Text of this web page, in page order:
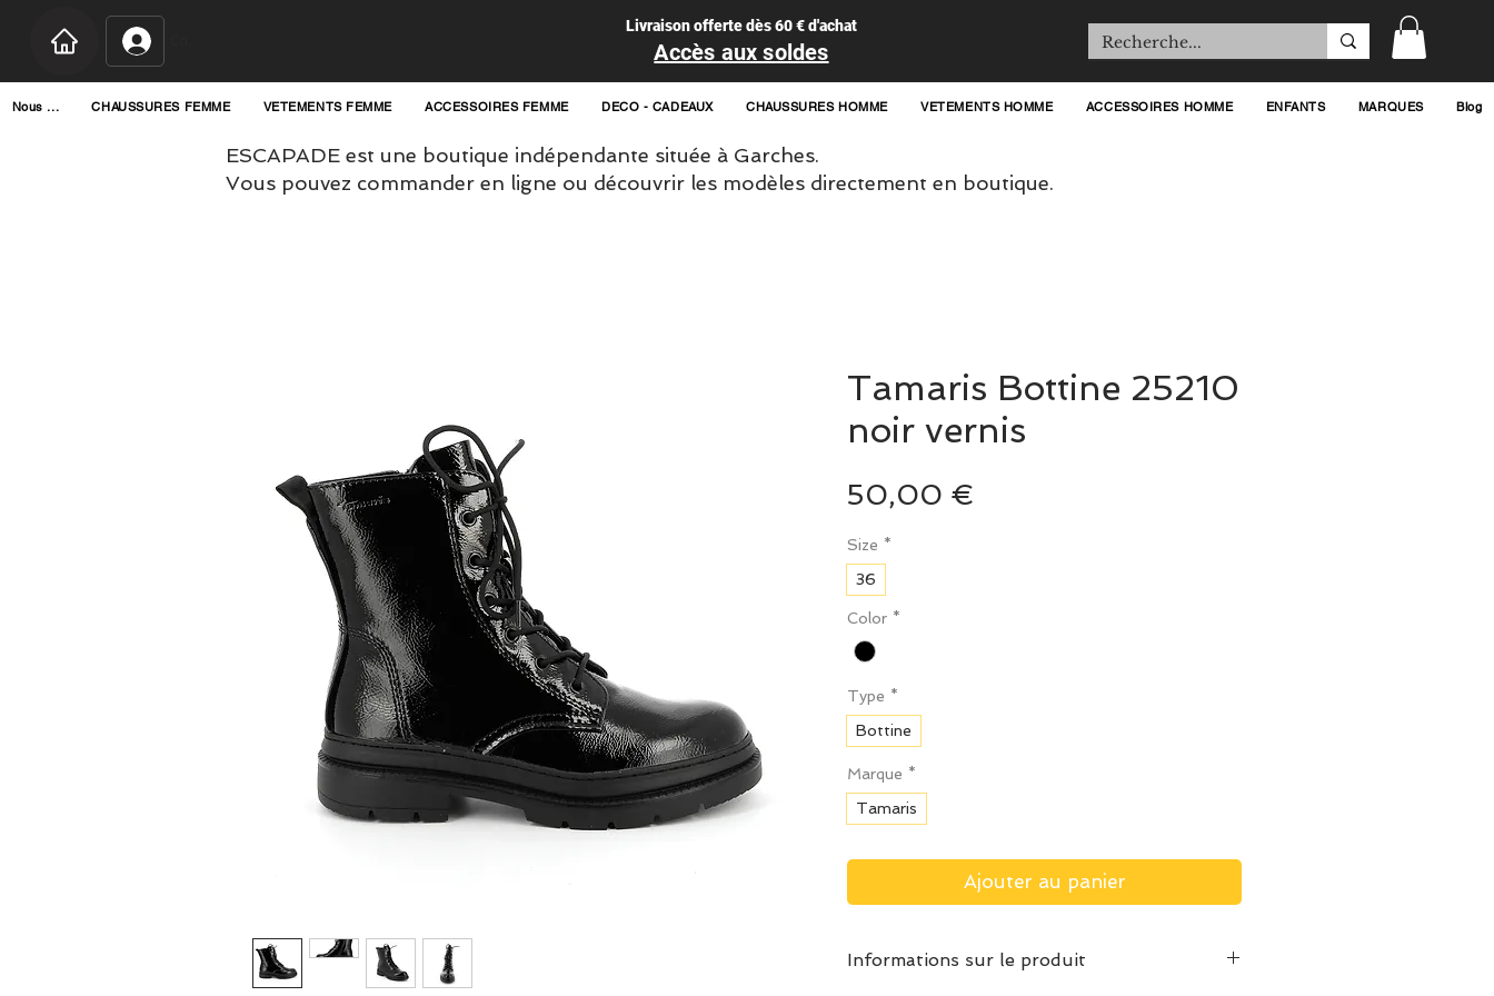
Livraison offerte dès 60 € d'achat
Accès aux soldes
Nous ... CHAUSSURES FEMME VETEMENTS FEMME ACCESSOIRES FEMME DECO - CADEAUX CHAUSSURES HOMME VETEMENTS HOMME ACCESSOIRES HOMME ENFANTS MARQUES Blog
ESCAPADE est une boutique indépendante située à Garches.
Vous pouvez commander en ligne ou découvrir les modèles directement en boutique.
Tamaris Bottine 25210
noir vernis
50,00 €
Size *
36
Color *
Type *
Bottine
Marque *
Tamaris
Ajouter au panier
Informations sur le produit